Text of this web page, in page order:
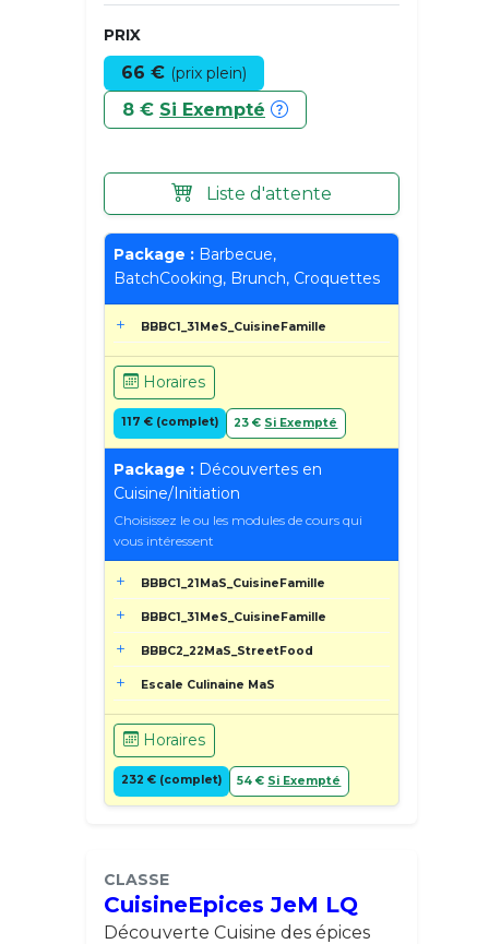
PRIX
66 € (prix plein)
8 € Si Exempté
Liste d'attente
Package : Barbecue,
BatchCooking, Brunch, Croquettes
BBBC1_31MeS_CuisineFamille
Horaires
117 € (complet) 23 € Si Exempté
Package : Découvertes en
Cuisine/Initiation
Choisissez le ou les modules de cours qui
vous intéressent
BBBC1_21MaS_CuisineFamille
BBBC1_31MeS_CuisineFamille
BBBC2_22MaS_StreetFood
Escale Culinaine MaS
Horaires
232 € (complet) 54 € Si Exempté
CLASSE
CuisineEpices JeM LQ
Découverte Cuisine des épices